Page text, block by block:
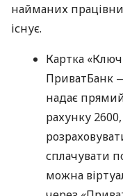
найманих
існує.
Картка
ПриватБанк
надає
рахунку
сплачувати
можна